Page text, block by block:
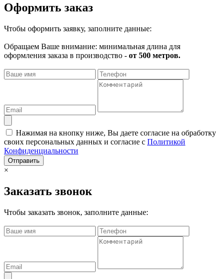
Оформить заказ
Чтобы оформить заявку, заполните данные:
Обращаем Ваше внимание: минимальная длина для
оформления заказа в производство - от 500 метров.
Нажимая на кнопку ниже, Вы даете согласие на обработку
своих персональных данных и согласие с Политикой
Конфиденциальности
Отправить
×
Заказать звонок
Чтобы заказать звонок, заполните данные: